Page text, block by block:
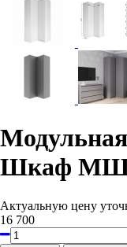
Шкаф
Актуальную цену
16 700